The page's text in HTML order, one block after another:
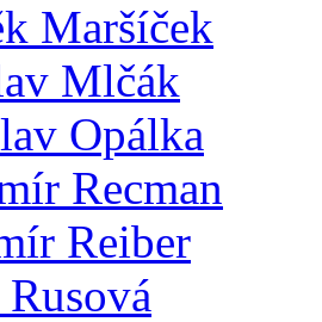
Maršíček
Mlčák
Opálka
Recman
Reiber